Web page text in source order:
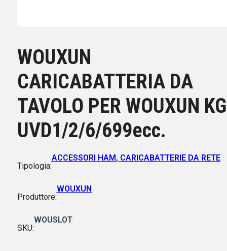
WOUXUN
CARICABATTERIA DA
TAVOLO PER WOUXUN
UVD1/2/6/699ecc.
Tipologia:
ACCESSORI HAM, CARICABATTERIE DA RETE
Produttore:
WOUXUN
SKU:
WOUSLOT